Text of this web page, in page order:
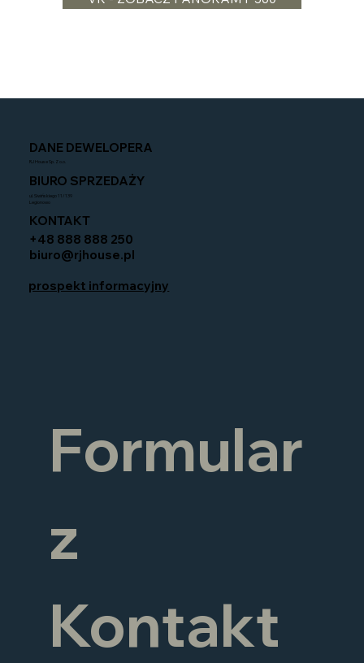
DANE DEWELOPERA
RJ House Sp. Z o.o.
BIURO SPRZEDAŻY
ul. Siwińskiego 11/139
Legionowo
KONTAKT
+48 888 888 250
biuro@rjhouse.pl
prospekt informacyjny
Formular
z
Kontakt